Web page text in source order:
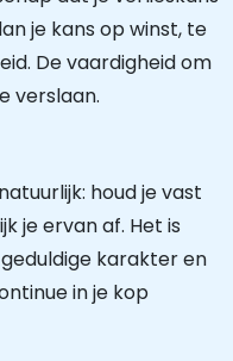
je kans op winst, te
De vaardigheid om
verslaan.
houd je vast
je ervan af. Het is
karakter en
in je kop